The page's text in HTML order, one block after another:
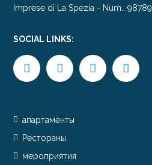
Imprese di La Spezia - Num.: 98789
SOCIAL LINKS:
апартаменты
Рестораны
мероприятия